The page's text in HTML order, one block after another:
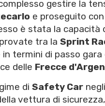
gestire la
e proseguito
è stata la capacità
tra la Sprint
termini di passo gara
delle Frecce
di Safety Car
vettura di